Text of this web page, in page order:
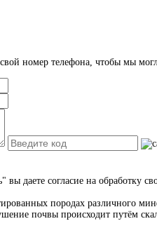
номер телефона, чтобы мы
даете согласие на обработку
породах различного
почвы происходит путём